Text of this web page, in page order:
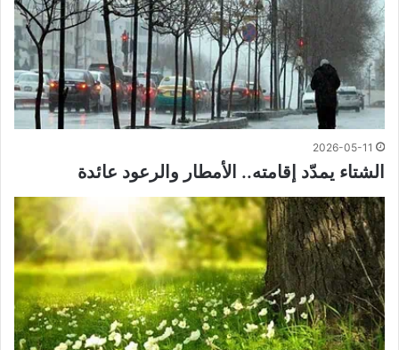
2026-05-11
الشتاء يمدّد إقامته.. الأمطار والرعود عائدة